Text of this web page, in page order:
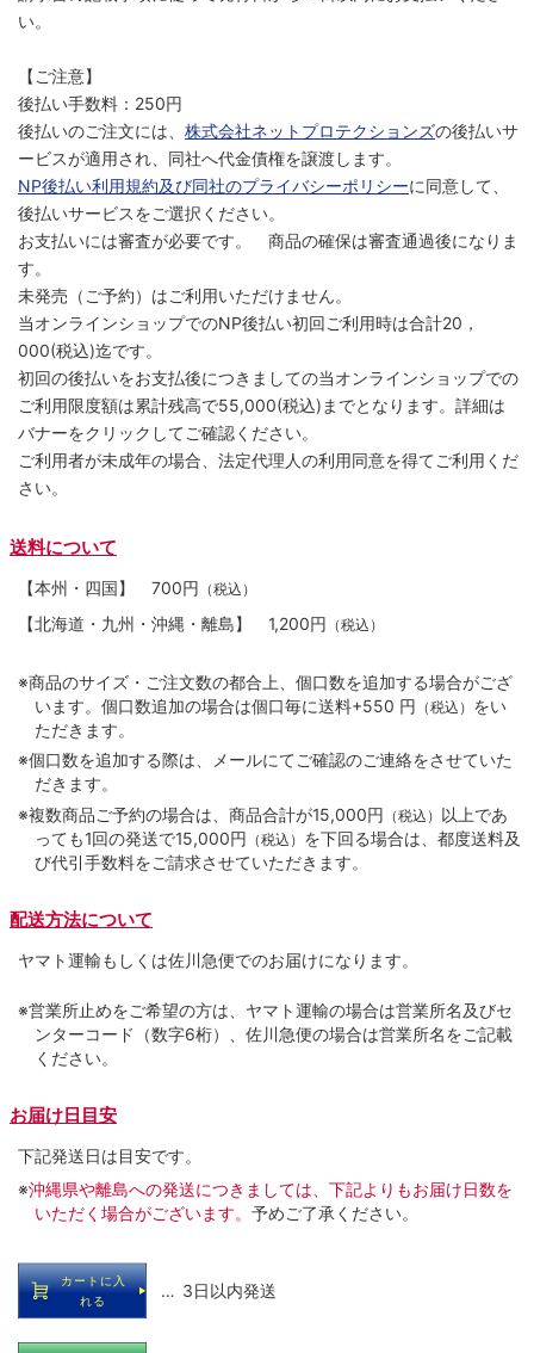
い。
【ご注意】
後払い手数料：250円
後払いのご注文には、 株式会社ネットプロテクションズの後払いサ
ービスが適用され、同社へ代金債権を譲渡します。
NP後払い利用規約及び同社のプライバシーポリシーに同意して、
後払いサービスをご選択ください。
お支払いには審査が必要です。 商品の確保は審査通過後になりま
す。
未発売（ご予約）はご利用いただけません。
当オンラインショップでのNP後払い初回ご利用時は合計20，
000(税込)迄です。
初回の後払いをお支払後につきましての当オンラインショップでの
ご利用限度額は累計残高で55,000(税込)までとなります。詳細は
バナーをクリックしてご確認ください。
ご利用者が未成年の場合、法定代理人の利用同意を得てご利用くだ
さい。
送料について
【本州・四国】 700円 （税込）
【北海道・九州・沖縄・離島】 1,200円 （税込）
※商品のサイズ・ご注文数の都合上、個口数を追加する場合がござ
います。個口数追加の場合は個口毎に送料+550 円 （税込） をい
ただきます。
※個口数を追加する際は、メールにてご確認のご連絡をさせていた
だきます。
※複数商品ご予約の場合は、商品合計が15,000円 （税込） 以上であ
っても1回の発送で15,000円 （税込） を下回る場合は、都度送料及
び代引手数料をご請求させていただきます。
配送方法について
ヤマト運輸もしくは佐川急便でのお届けになります。
※営業所止めをご希望の方は、ヤマト運輸の場合は営業所名及びセ
ンターコード（数字6桁）、佐川急便の場合は営業所名をご記載
ください。
お届け日目安
下記発送日は目安です。
※沖縄県や離島への発送につきましては、下記よりもお届け日数を
いただく場合がございます。 予めご了承ください。
カートに入
れる
… 3日以内発送